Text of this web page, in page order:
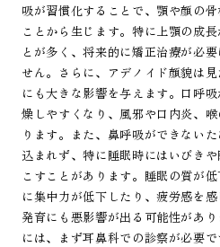
吸が習慣化することで、顎や顔の
ことから生じます。特に上顎の成
とが多く、将来的に矯正治療が必
せん。さらに、アデノイド顔貌は
にも大きな影響を与えます。口呼
燥しやすくなり、風邪や口内炎、
ります。また、鼻呼吸ができない
込まれず、特に睡眠時にはいびき
こすことがあります。睡眠の質が
に集中力が低下したり、疲労感を
発育にも悪影響が出る可能性があ
には、まず耳鼻科での診察が必要